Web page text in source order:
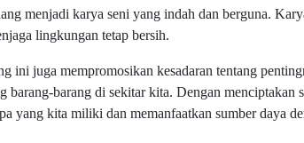
menjadi karya seni yang indah dan berguna.
lingkungan tetap bersih.
ini juga mempromosikan kesadaran tentang
barang-barang di sekitar kita. Dengan menciptakan
yang kita miliki dan memanfaatkan sumber daya